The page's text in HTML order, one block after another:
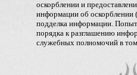
оскорблении и
информации об оскорблении
подделка информации.
порядка к разглашению
служебных полномочий в